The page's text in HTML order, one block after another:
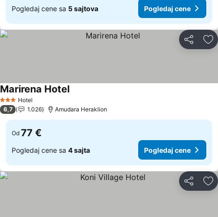
Pogledaj cene sa 5 sajtova Pogledaj cene
Deli
3 Zvezdice
Hotel
Marirena Hotel
6,7 1.026 Amudara Heraklion
Od 77 €
Pogledaj cene sa 4 sajta Pogledaj cene
Deli